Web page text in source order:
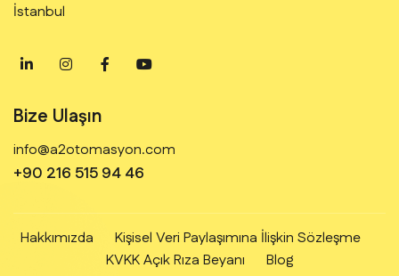
İstanbul
Bize Ulaşın
info@a2otomasyon.com
+90 216 515 94 46
Hakkımızda
Kişisel Veri Paylaşımına İlişkin Sözleşme
KVKK Açık Rıza Beyanı
Blog